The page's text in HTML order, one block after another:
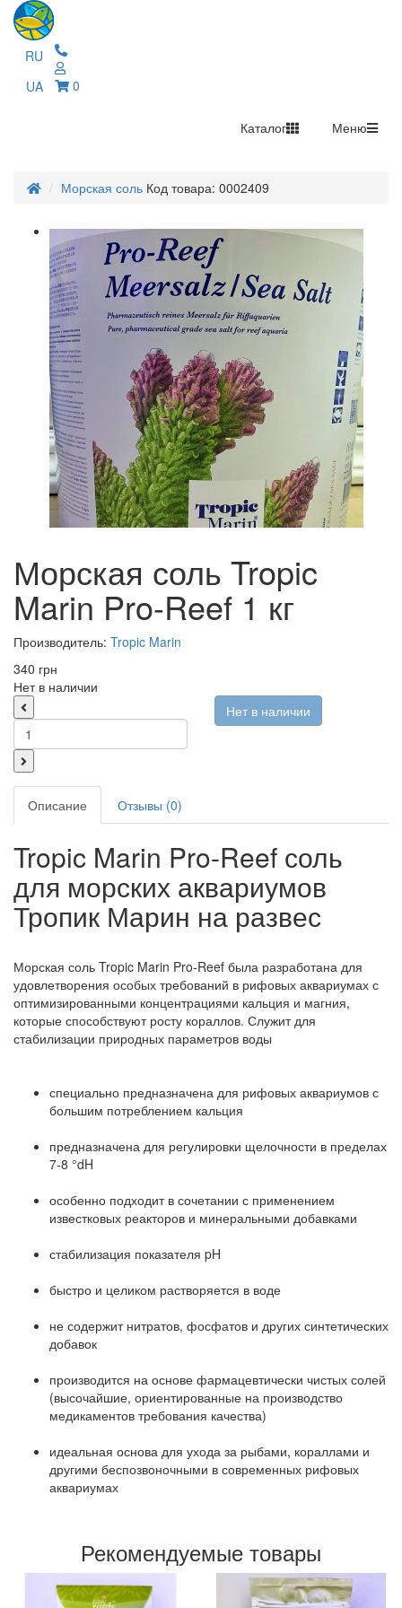
RU
UA
0
Меню
Каталог
Морская соль Код товара: 0002409
Морская соль Tropic
Marin Pro-Reef 1 кг
Производитель: Tropic Marin
340 грн
Нет в наличии
Нет в наличии
Описание Отзывы (0)
Tropic Marin Pro-Reef соль
для морских аквариумов
Тропик Марин на развес
Морская соль Tropic Marin Pro-Reef была разработана для
удовлетворения особых требований в рифовых аквариумах с
оптимизированными концентрациями кальция и магния,
которые способствуют росту кораллов. Служит для
стабилизации природных параметров воды
специально предназначена для рифовых аквариумов с
большим потреблением кальция
предназначена для регулировки щелочности в пределах
7-8 °dH
особенно подходит в сочетании с применением
известковых реакторов и минеральными добавками
стабилизация показателя pH
быстро и целиком растворяется в воде
не содержит нитратов, фосфатов и других синтетических
добавок
производится на основе фармацевтически чистых солей
(высочайшие, ориентированные на производство
медикаментов требования качества)
идеальная основа для ухода за рыбами, кораллами и
другими беспозвоночными в современных рифовых
аквариумах
Рекомендуемые товары